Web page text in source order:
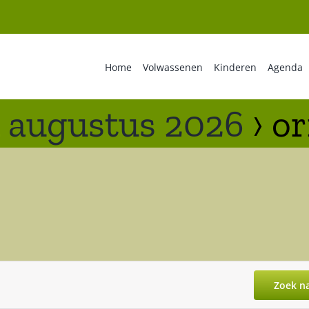
Home Volwassenen Kinderen Agenda
2026 ›
Zoek